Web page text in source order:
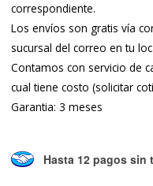
correspondiente.
Los envíos son gratis vía
sucursal del correo en tu
Contamos con servicio de
cual tiene costo (solicitar
Garantia: 3 meses
Hasta 12 pagos sin
V9